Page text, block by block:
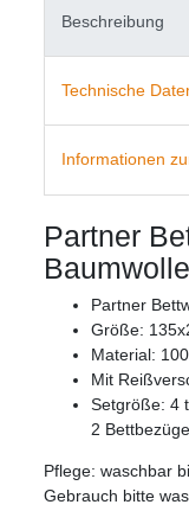
Beschreibung
Technische
Informationen
Partner
Baumwolle
Partner
Größe:
Material:
Mit
Setgröße: 4
2
Pflege: waschbar
Gebrauch bitte